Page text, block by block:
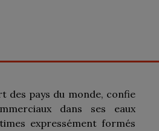
des pays du monde, confie
dans ses eaux
expressément formés